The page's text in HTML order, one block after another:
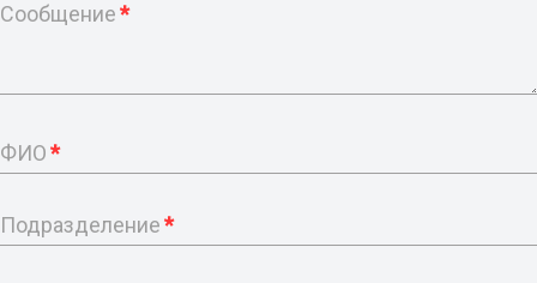
Сообщение*
ФИО*
Подразделение*